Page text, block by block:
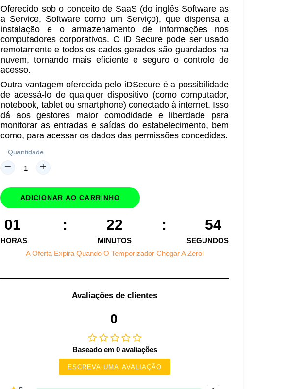
Oferecido sob o conceito de SaaS (do inglês Software as
a Service, Software como um Serviço), que dispensa a
instalação e o armazenamento de informações nos
computadores corporativos. O iD Secure pode ser usado
remotamente e todos os dados gerados são guardados na
nuvem, tornando mais eficiente e seguro o controle de
acesso.
Outra vantagem oferecida pelo iDSecure é a possibilidade
de acessá-lo de qualquer dispositivo (como computador,
notebook, tablet ou smartphone) conectado à internet. Isso
dá aos gestores maior comodidade e liberdade para
monitorar as entradas e saídas do estabelecimento, bem
como, para acessar os dados das permissões concedidas.
Quantidade
ADICIONAR AO CARRINHO
01 : 22 : 54
HORAS MINUTOS
SEGUNDOS
A Oferta Expira Quando O Temporizador Chegar A Zero!
Avaliações de clientes
0
Baseado em 0 avaliações
ESCREVA UMA AVALIAÇÃO